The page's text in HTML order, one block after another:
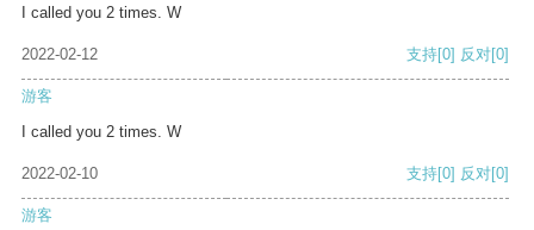
I called you 2 times. W
2022-02-12 支持[0] 反对[0]
游客
I called you 2 times. W
2022-02-10 支持[0] 反对[0]
游客